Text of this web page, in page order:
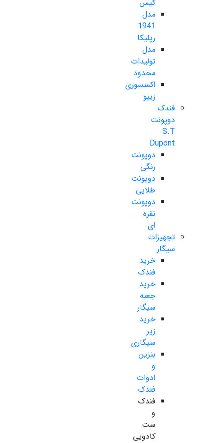
کیس
مدل
1941
رپلیکا
مدل
تولیدات
محدود
اکسسوری
زیپو
فندک
دوپونت
S.T
Dupont
دوپونت
رنگی
دوپونت
طلایی
دوپونت
نقره
ای
تجهیزات
سیگار
خرید
فندک
خرید
جعبه
سیگار
خرید
زیر
سیگاری
بنزین
و
ادوات
فندک
فندک
و
ست
کادویی